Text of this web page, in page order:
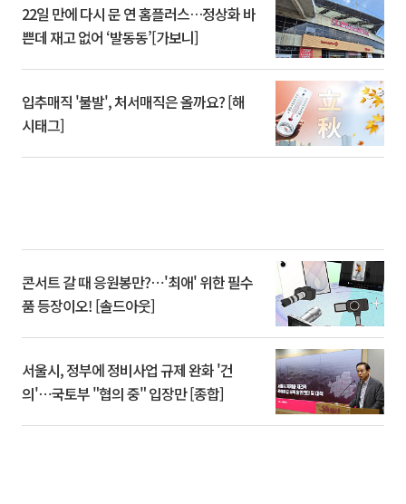
22일 만에 다시 문 연 홈플러스…정상화 바
쁜데 재고 없어 ‘발동동’[가보니]
입추매직 '불발', 처서매직은 올까요? [해
시태그]
콘서트 갈 때 응원봉만?⋯'최애' 위한 필수
품 등장이오! [솔드아웃]
서울시, 정부에 정비사업 규제 완화 '건
의'⋯국토부 "협의 중" 입장만 [종합]